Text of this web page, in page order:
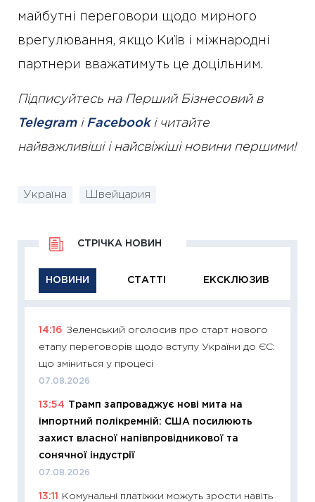
майбутні переговори щодо мирного
врегулювання, якщо Київ і міжнародні
партнери вважатимуть це доцільним.
Підписуйтесь на Перший Бізнесовий в
Telegramі Facebookі читайте
найважливіші і найсвіжіші новини першими!
Україна Швейцария
НОВИНИ СТАТТІ ЕКСКЛЮЗИВ
СТРІЧКА НОВИН
14:16 Зеленський оголосив про старт нового
етапу переговорів щодо вступу України до ЄС:
що зміниться у процесі
07.08.2026
13:54
Трамп запроваджує нові мита на
імпортний полікремній: США посилюють
захист власної напівпровідникової та
сонячної індустрії
07.08.2026
13:11 Комунальні платіжки можуть зрости навіть